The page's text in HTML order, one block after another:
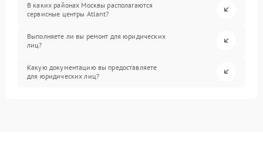
В каких районах Москвы располагаются
сервисные центры Atlant?
Выполняете ли вы ремонт для юридических
лиц?
Какую документацию вы предоставляете
для юридических лиц?